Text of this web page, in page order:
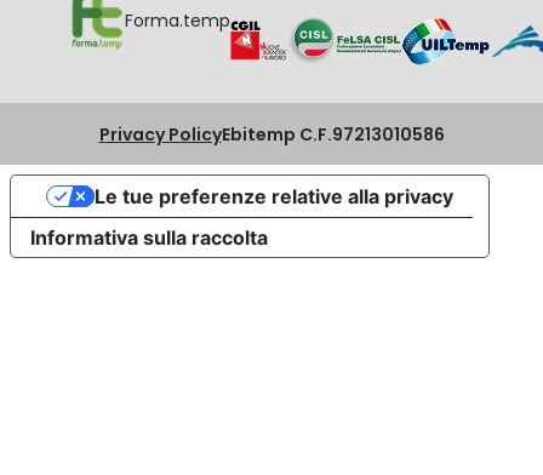
Forma.temp
Privacy PolicyEbitemp C.F.97213010586
Informativa sulla raccolta
Le tue preferenze relative alla privacy